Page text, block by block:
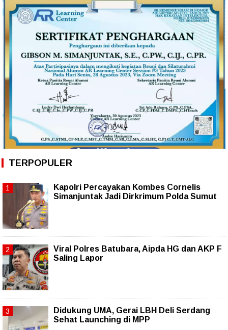
TERPOPULER
Kapolri Percayakan Kombes Cornelis
Simanjuntak Jadi Dirkrimum Polda Sumut
Viral Polres Batubara, Aipda HG dan AKP F
Saling Lapor
Didukung UMA, Gerai LBH Deli Serdang
Sehat Launching di MPP